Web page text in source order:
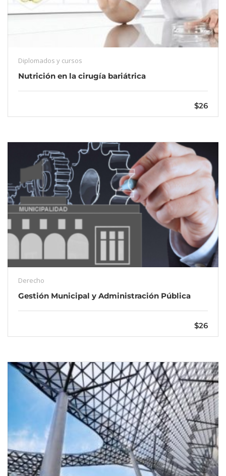
Diplomados y cursos
Nutrición en la cirugía bariátrica
$26
Derecho
Gestión Municipal y Administración Pública
$26